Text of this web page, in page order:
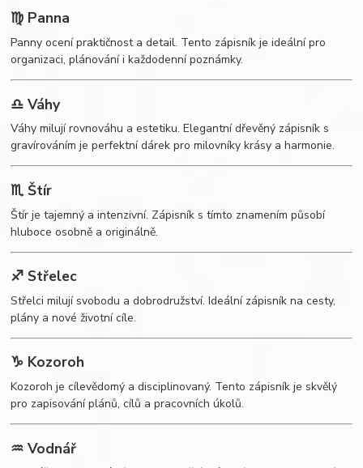
♍ Panna
Panny ocení praktičnost a detail. Tento zápisník je ideální pro
organizaci, plánování i každodenní poznámky.
♎ Váhy
Váhy milují rovnováhu a estetiku. Elegantní dřevěný zápisník s
gravírováním je perfektní dárek pro milovníky krásy a harmonie.
♏ Štír
Štír je tajemný a intenzivní. Zápisník s tímto znamením působí
hluboce osobně a originálně.
♐ Střelec
Střelci milují svobodu a dobrodružství. Ideální zápisník na cesty,
plány a nové životní cíle.
♑ Kozoroh
Kozoroh je cílevědomý a disciplinovaný. Tento zápisník je skvělý
pro zapisování plánů, cílů a pracovních úkolů.
♒ Vodnář